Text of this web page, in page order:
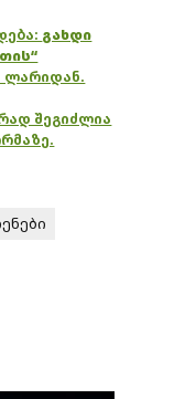
გახდი
ლარიდან.
შეგიძლია